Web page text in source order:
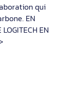
qui
EN
EN